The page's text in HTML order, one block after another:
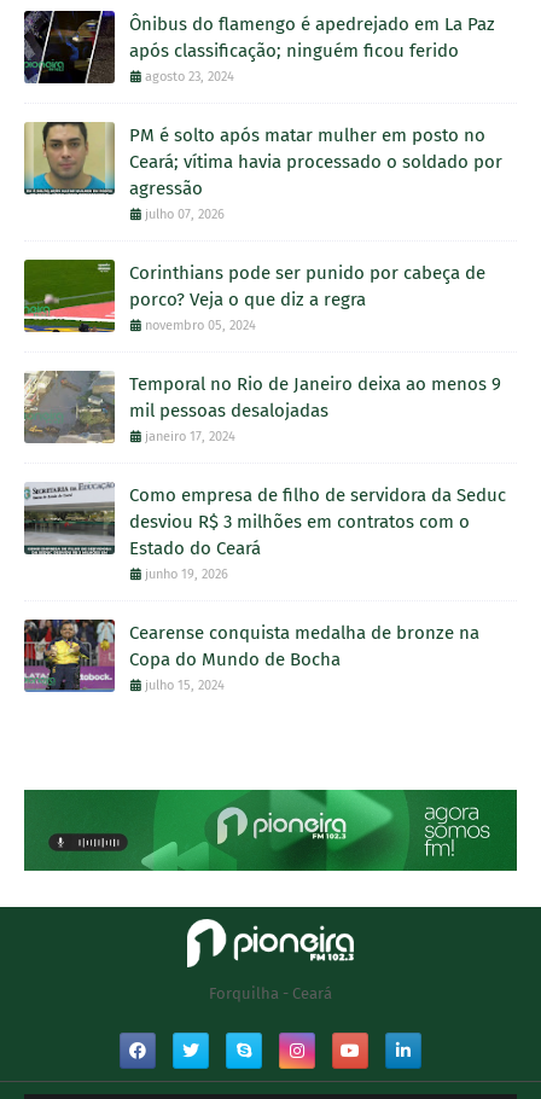
Ônibus do flamengo é apedrejado em La Paz
após classificação; ninguém ficou ferido
agosto 23, 2024
PM é solto após matar mulher em posto no
Ceará; vítima havia processado o soldado por
agressão
julho 07, 2026
Corinthians pode ser punido por cabeça de
porco? Veja o que diz a regra
novembro 05, 2024
Temporal no Rio de Janeiro deixa ao menos 9
mil pessoas desalojadas
janeiro 17, 2024
Como empresa de filho de servidora da Seduc
desviou R$ 3 milhões em contratos com o
Estado do Ceará
junho 19, 2026
Cearense conquista medalha de bronze na
Copa do Mundo de Bocha
julho 15, 2024
Forquilha - Ceará